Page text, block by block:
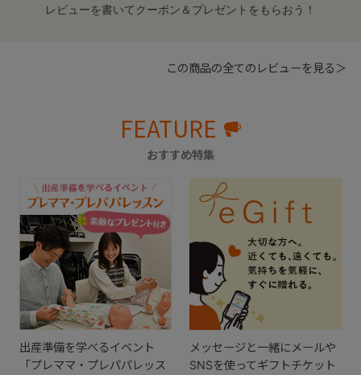
レビューを書いてクーポン＆プレゼントをもらおう！
この商品の全てのレビューを見る＞
FEATURE
おすすめ特集
出産準備を学べるイベント
「プレママ・プレパパレッス
メッセージと一緒にメールや
SNSを使ってギフトチケット